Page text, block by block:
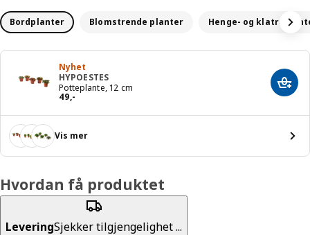
Bordplanter Blomstrende planter Henge- og
Nyhet
HYPOESTES
Potteplante, 12 cm
49,-
Pris 49,-
Legg
Vis mer
Hvordan få produktet
LeveringSjekker tilgjengelighet ...